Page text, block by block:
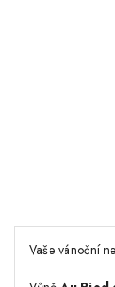
Vaše vánoční